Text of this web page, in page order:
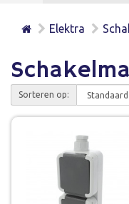
Elektra
Sorteren op: